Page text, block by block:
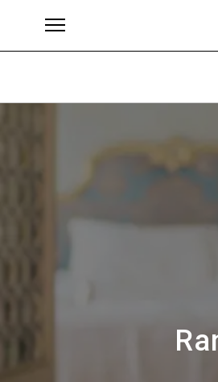
Brand